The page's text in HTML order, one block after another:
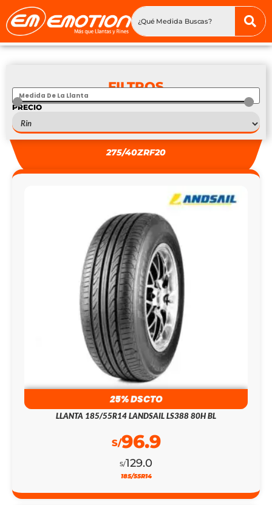
FILTROS
PRECIO
275/40ZRF20
25% DSCTO
LLANTA 185/55R14 LANDSAIL LS388 80H BL
S/129.0
S/96.9
185/55R14